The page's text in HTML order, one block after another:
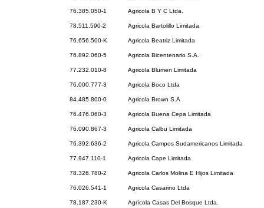
76.385.050-1 Agricola B Y C Ltda.
78.511.590-2 Agricola Bartolillo Limitada
76.656.500-K Agricola Beatriz Limitada
76.892.060-5 Agricola Bicentenario S.A.
77.232.010-8 Agricola Blumen Limitada
76.000.777-3 Agricola Boco Ltda
84.485.800-0 Agricola Brown S.A
76.476.060-3 Agricola Buena Cepa Limitada
76.090.867-3 Agricola Calbu Limitada
76.392.636-2 Agricola Campos Sudamericanos Limitada
77.947.110-1 Agricola Cape Limitada
78.326.780-2 Agricola Carlos Molina E Hijos Limitada
76.026.541-1 Agricola Casarino Ltda
78.187.230-K Agrícola Casas Del Bosque Ltda.